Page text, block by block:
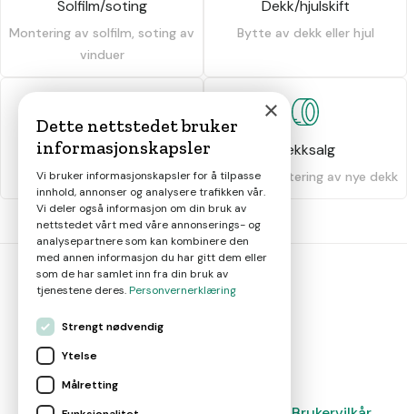
Solfilm/soting
Montering av solfilm, soting av
vinduer
Dekk/hjulskift
Bytte av dekk eller hjul
Dekkhotell
Oppbevaring av dekk
Dekksalg
Salg og montering av nye dekk
×
Dette nettstedet bruker
informasjonskapsler
Vi bruker informasjonskapsler for å tilpasse
innhold, annonser og analysere trafikken vår.
Vi deler også informasjon om din bruk av
nettstedet vårt med våre annonserings- og
analysepartnere som kan kombinere den
med annen informasjon du har gitt dem eller
som de har samlet inn fra din bruk av
tjenestene deres.Personvernerklæring
Strengt nødvendig
Ytelse
Målretting